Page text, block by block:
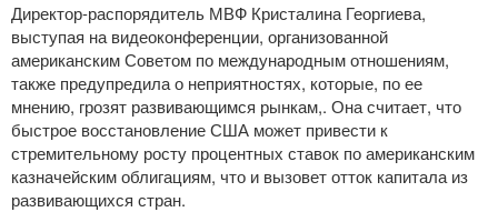
Директор-распорядитель МВФ Кристалина Георгиева,
выступая на видеоконференции, организованной
американским Советом по международным отношениям,
также предупредила о неприятностях, которые, по ее
мнению, грозят развивающимся рынкам,. Она считает, что
быстрое восстановление США может привести к
стремительному росту процентных ставок по американским
казначейским облигациям, что и вызовет отток капитала из
развивающихся стран.